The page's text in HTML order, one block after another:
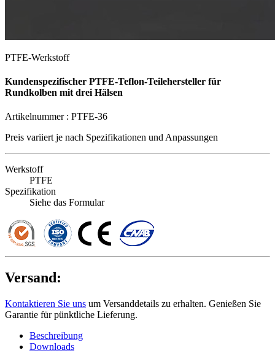
PTFE-Werkstoff
Kundenspezifischer PTFE-Teflon-Teilehersteller für
Rundkolben mit drei Hälsen
Artikelnummer : PTFE-36
Preis variiert je nach Spezifikationen und Anpassungen
Werkstoff
PTFE
Spezifikation
Siehe das Formular
Versand:
Kontaktieren Sie uns um Versanddetails zu erhalten. Genießen Sie
Garantie für pünktliche Lieferung.
Beschreibung
Downloads